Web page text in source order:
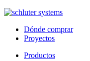
Dónde comprar
Proyectos
Productos